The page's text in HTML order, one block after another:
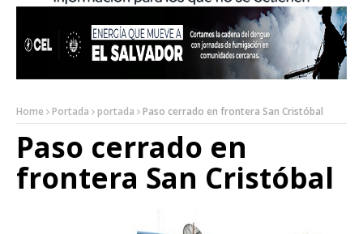
Home Portada portada Paso cerrado en frontera San Cristóbal
Paso cerrado en
frontera San Cristóbal